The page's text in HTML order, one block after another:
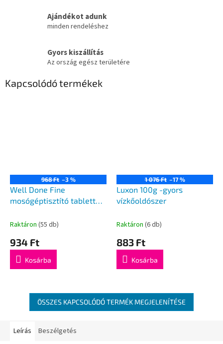
Ajándékot adunk
minden rendeléshez
Gyors kiszállítás
Az ország egész területére
Kapcsolódó termékek
968 Ft –3 %
Well Done Fine
mosógéptisztító tabletta
Raktáron (55 db)
934 Ft
Kosárba
1 076 Ft –17 %
Luxon 100g -gyors
vízkőoldószer
Raktáron (6 db)
883 Ft
Kosárba
ÖSSZES KAPCSOLÓDÓ TERMÉK MEGJELENÍTÉSE
Leírás Beszélgetés